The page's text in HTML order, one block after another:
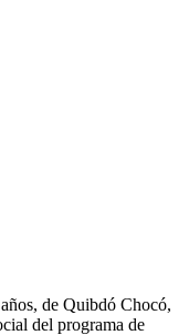
de Quibdó Chocó,
del programa de